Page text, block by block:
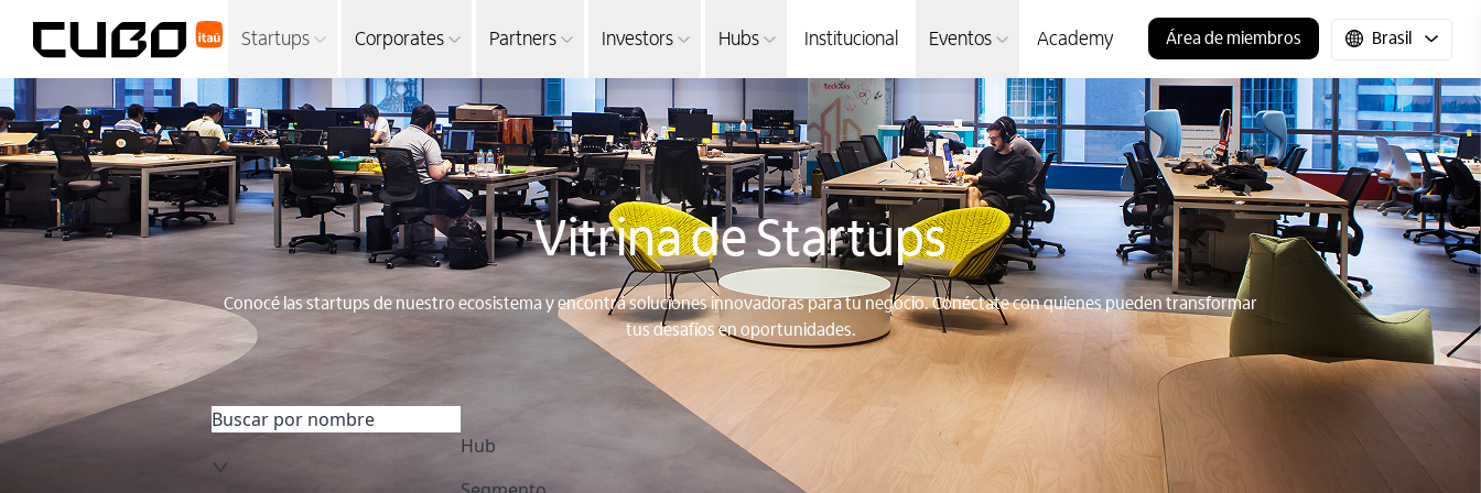
Startups Corporates Partners Investors Hubs Institucional Eventos Academy Área de miembros Brasil
Vitrina deStartups
Conocé las startups de nuestro ecosistema y encontrá soluciones innovadoras para tu negocio. Conéctate con quienes pueden transformar
tus desafíos en oportunidades.
Hub